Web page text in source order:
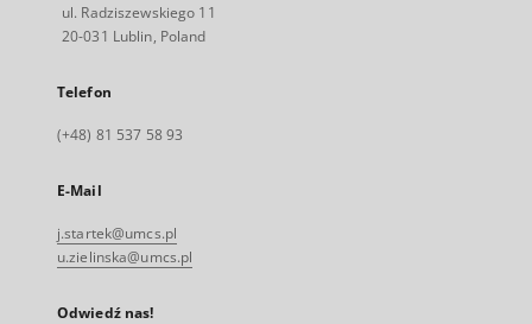
ul. Radziszewskiego 11
20-031 Lublin, Poland
Telefon
(+48) 81 537 58 93
E-Mail
j.startek@umcs.pl
u.zielinska@umcs.pl
Odwiedź nas!